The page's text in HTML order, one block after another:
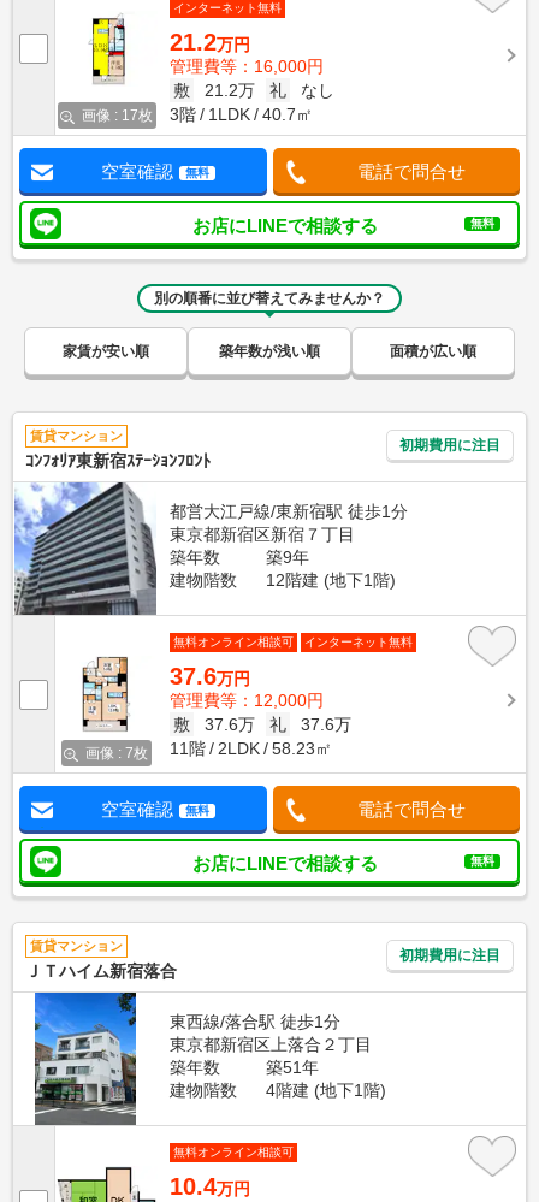
画像 : 17枚
インターネット無料
21.2万円
管理費等：16,000円
敷
21.2万 礼
なし
3階
1LDK 40.7㎡
空室確認 無料 電話で問合せ
お店にLINEで相談する 無料
別の順番に並び替えてみませんか？
家賃が安い順 築年数が浅い順 面積が広い順
賃貸マンション
ｺﾝﾌｫﾘｱ東新宿ｽﾃｰｼｮﾝﾌﾛﾝﾄ
初期費用に注目
都営大江戸線/東新宿駅 徒歩1分
東京都新宿区新宿７丁目
築年数
築9年
建物階数
12階建 (地下1階)
画像 : 7枚
無料オンライン相談可 インターネット無料
37.6万円
管理費等：12,000円
敷
37.6万 礼
37.6万
11階
2LDK 58.23㎡
空室確認 無料 電話で問合せ
お店にLINEで相談する 無料
賃貸マンション
ＪＴハイム新宿落合
初期費用に注目
東西線/落合駅 徒歩1分
東京都新宿区上落合２丁目
築年数
築51年
建物階数
4階建 (地下1階)
無料オンライン相談可
10.4万円